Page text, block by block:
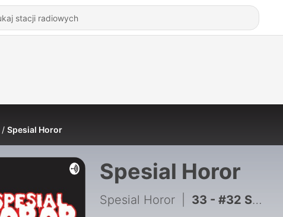
Spesial Horor
Spesial Horor
Spesial Horor 33 - #32 Sedan Hantu (Perjalanan Malam Yang Menyeramkan)